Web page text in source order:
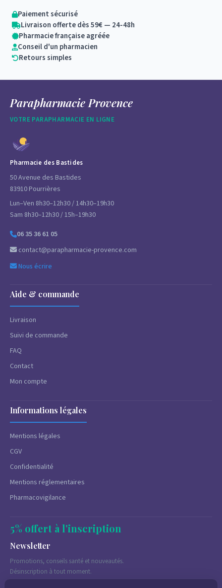
Paiement sécurisé
Livraison offerte dès 59€ — 24-48h
Pharmacie française agréée
Conseil d'un pharmacien
Retours simples
Parapharmacie Provence
VOTRE PARAPHARMACIE EN LIGNE
Pharmacie des Bastides
50 Avenue des Bastides
83910 Pourrières
Lun–Ven 8h30–12h30 / 14h30–19h30
Sam 8h30–12h30 / 15h–19h30
06 35 36 61 05
contact@parapharmacie-provence.com
Nous écrire
Aide & commande
Livraison
Suivi de commande
FAQ
Contact
Mon compte
Informations légales
Mentions légales
CGV
Confidentialité
Mentions réglementaires
Pharmacovigilance
5% offert à l'inscription
Newsletter
Promotions, conseils santé et nouveautés.
Désinscription à tout moment.